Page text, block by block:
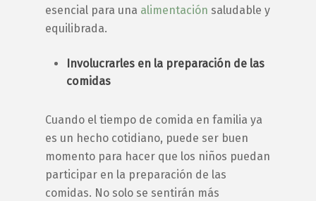
esencial para una alimentación saludable y
equilibrada.
Involucrarles en la preparación de las
comidas
Cuando el tiempo de comida en familia ya
es un hecho cotidiano, puede ser buen
momento para hacer que los niños puedan
participar en la preparación de las
comidas. No solo se sentirán más